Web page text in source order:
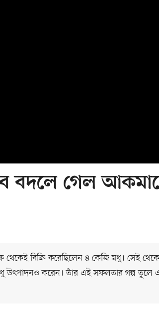
বদলে গেল
বিক্রি করেছিলেন ৪ কেজি মধু। সেই
উৎপাদনও করেন। তাঁর এই সফলতার গল্প তুলে